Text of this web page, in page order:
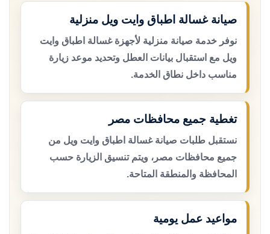
صيانة غسالة اطباق وايت ويل منزلية
نوفر خدمة صيانة منزلية لأجهزة غسالة اطباق وايت
ويل مع استقبال بيانات العطل وتحديد موعد زيارة
مناسب داخل نطاق الخدمة.
تغطية جميع محافظات مصر
نستقبل طلبات صيانة غسالة اطباق وايت ويل من
جميع محافظات مصر، ويتم تنسيق الزيارة حسب
المحافظة والمنطقة المتاحة.
مواعيد عمل يومية